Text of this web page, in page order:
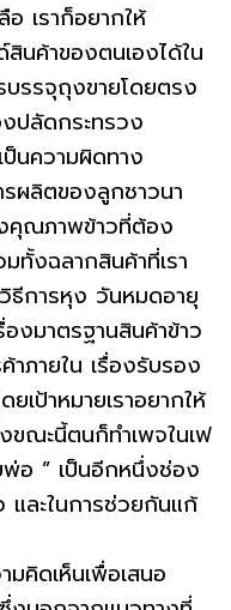
ราก็อยากให้
นค้าของตนเองได้ใน
รรจุถุงขายโดยตรง
ปลัดกระทรวง
ป็นความผิดทาง
ผลิตของลูกชาวนา
งคุณภาพข้าวที่ต้อง
ทั้งฉลากสินค้าที่เรา
ธีการหุง วันหมดอายุ
งมาตรฐานสินค้าข้าว
ภายใน เรื่องรับรอง
เป้าหมายเราอยากให้
ณะนี้ตนก็ทำเพจในเฟ
อ ” เป็นอีกหนึ่งช่อง
และในการช่วยกันแก้
วย
เห็นเพื่อเสนอ